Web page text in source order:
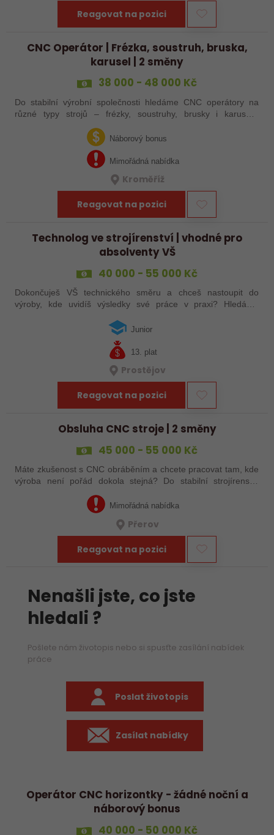
Reagovat na pozici
CNC Operátor | Frézka, soustruh, bruska,
karusel | 2 směny
38 000 - 48 000 Kč
Do stabilní výrobní společnosti hledáme CNC operátory na
různé typy strojů – frézky, soustruhy, brusky i karusely.
technických oborů, kteří se…Náborový bonus
Mimořádná nabídka
Kroměříž
Reagovat na pozici
Technolog ve strojírenství | vhodné pro
absolventy VŠ
40 000 - 55 000 Kč
Dokončuješ VŠ technického směru a chceš nastoupit do
výroby, kde uvidíš výsledky své práce v praxi? Hledáme
Pozice se zaměřuje především na…
Junior
13. plat
Prostějov
Reagovat na pozici
Obsluha CNC stroje | 2 směny
45 000 - 55 000 Kč
Máte zkušenost s CNC obráběním a chcete pracovat tam, kde
výroba není pořád dokola stejná? Do stabilní strojírenské
zakázkovou výrobu. Čeká Vás…Mimořádná nabídka
Přerov
Reagovat na pozici
Nenašli jste, co jste
hledali ?
Pošlete nám životopis nebo si spusťte zasílání nabídek
práce
Poslat životopis
Zasílat nabídky
Operátor CNC horizontky - žádné noční a
náborový bonus
40 000 - 50 000 Kč